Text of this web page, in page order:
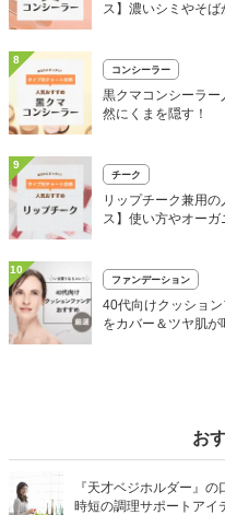
ス】濃いシミやそば
8
コンシーラー
黒クマコンシーラ
然にくまを隠す！
9
チーク
リップチーク兼用
ス】使い方やオーガ
10
ファンデーション
40代向けクッショ
をカバー＆ツヤ肌が
お
『天才ベジホルダー』
時短の調理サポートアイ